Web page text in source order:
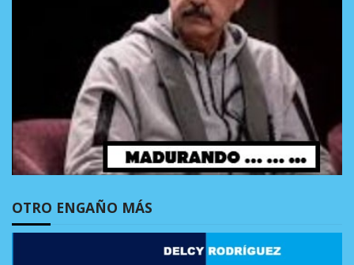
OTRO ENGAÑO MÁS